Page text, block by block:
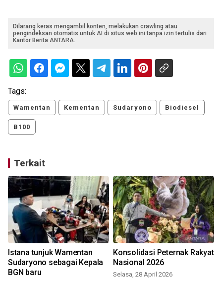
Dilarang keras mengambil konten, melakukan crawling atau
pengindeksan otomatis untuk AI di situs web ini tanpa izin tertulis dari
Kantor Berita ANTARA.
Tags:
Wamentan Kementan Sudaryono Biodiesel
B100
Terkait
Istana tunjuk Wamentan
Sudaryono sebagai Kepala
BGN baru
Konsolidasi Peternak Rakyat
Nasional 2026
Selasa, 28 April 2026